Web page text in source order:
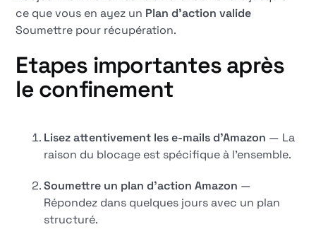
ce que vous en ayez un Plan d'action valide
Soumettre pour récupération.
Etapes importantes après
le confinement
Lisez attentivement les e-mails d'Amazon — La
raison du blocage est spécifique à l'ensemble.
Soumettre un plan d'action Amazon —
Répondez dans quelques jours avec un plan
structuré.